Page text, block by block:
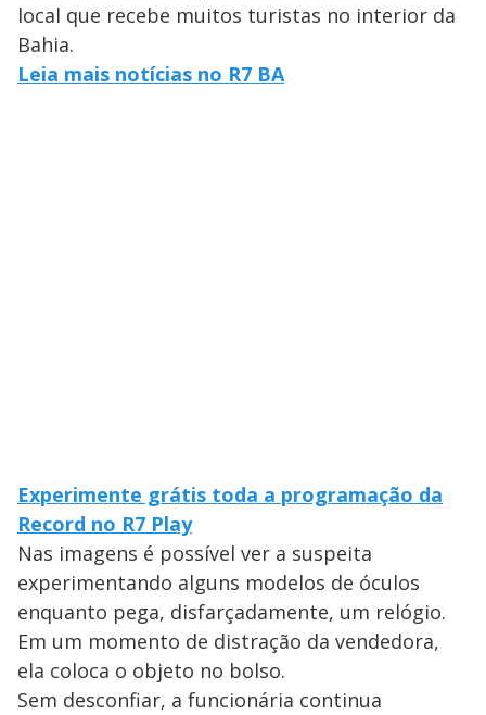
local que recebe muitos turistas no interior da
Bahia.
Leia mais notícias no R7 BA
Experimente grátis toda a programação da
Record no R7 Play
Nas imagens é possível ver a suspeita
experimentando alguns modelos de óculos
enquanto pega, disfarçadamente, um relógio.
Em um momento de distração da vendedora,
ela coloca o objeto no bolso.
Sem desconfiar, a funcionária continua